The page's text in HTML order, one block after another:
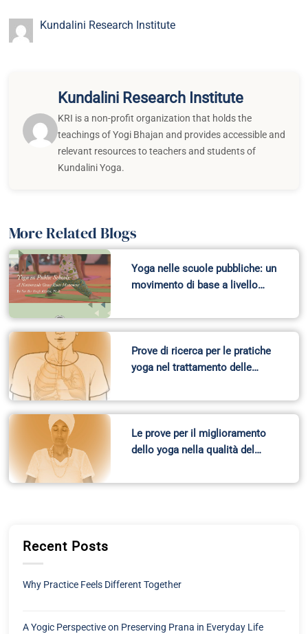
Kundalini Research Institute
Kundalini Research Institute
KRI is a non-profit organization that holds the
teachings of Yogi Bhajan and provides accessible and
relevant resources to teachers and students of
Kundalini Yoga.
More Related Blogs
Yoga nelle scuole pubbliche: un
movimento di base a livello…
Prove di ricerca per le pratiche
yoga nel trattamento delle…
Le prove per il miglioramento
dello yoga nella qualità del…
Recent Posts
Why Practice Feels Different Together
A Yogic Perspective on Preserving Prana in Everyday Life